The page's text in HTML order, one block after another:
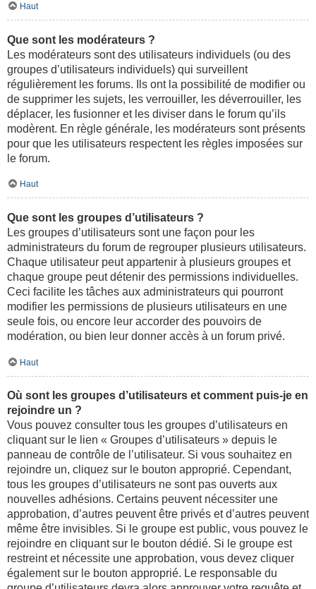
Haut
Que sont les modérateurs ?
Les modérateurs sont des utilisateurs individuels (ou des
groupes d’utilisateurs individuels) qui surveillent
régulièrement les forums. Ils ont la possibilité de modifier ou
de supprimer les sujets, les verrouiller, les déverrouiller, les
déplacer, les fusionner et les diviser dans le forum qu’ils
modèrent. En règle générale, les modérateurs sont présents
pour que les utilisateurs respectent les règles imposées sur
le forum.
Haut
Que sont les groupes d’utilisateurs ?
Les groupes d’utilisateurs sont une façon pour les
administrateurs du forum de regrouper plusieurs utilisateurs.
Chaque utilisateur peut appartenir à plusieurs groupes et
chaque groupe peut détenir des permissions individuelles.
Ceci facilite les tâches aux administrateurs qui pourront
modifier les permissions de plusieurs utilisateurs en une
seule fois, ou encore leur accorder des pouvoirs de
modération, ou bien leur donner accès à un forum privé.
Haut
Où sont les groupes d’utilisateurs et comment puis-je en
rejoindre un ?
Vous pouvez consulter tous les groupes d’utilisateurs en
cliquant sur le lien « Groupes d’utilisateurs » depuis le
panneau de contrôle de l’utilisateur. Si vous souhaitez en
rejoindre un, cliquez sur le bouton approprié. Cependant,
tous les groupes d’utilisateurs ne sont pas ouverts aux
nouvelles adhésions. Certains peuvent nécessiter une
approbation, d’autres peuvent être privés et d’autres peuvent
même être invisibles. Si le groupe est public, vous pouvez le
rejoindre en cliquant sur le bouton dédié. Si le groupe est
restreint et nécessite une approbation, vous devez cliquer
également sur le bouton approprié. Le responsable du